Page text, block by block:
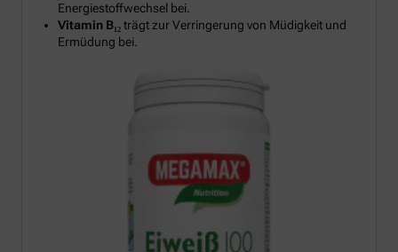
Energiestoffwechsel bei.
Vitamin B₁₂trägt zur Verringerung von Müdigkeit und
Ermüdung bei.